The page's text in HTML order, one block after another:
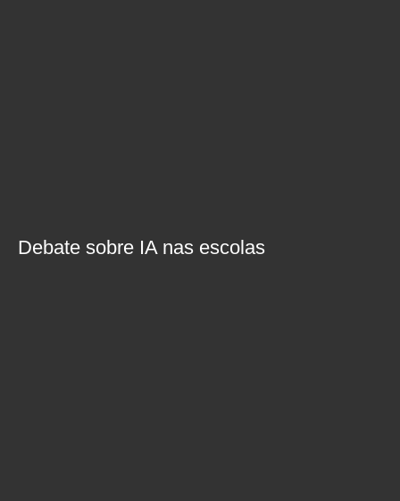
Debate sobre IA nas escolas